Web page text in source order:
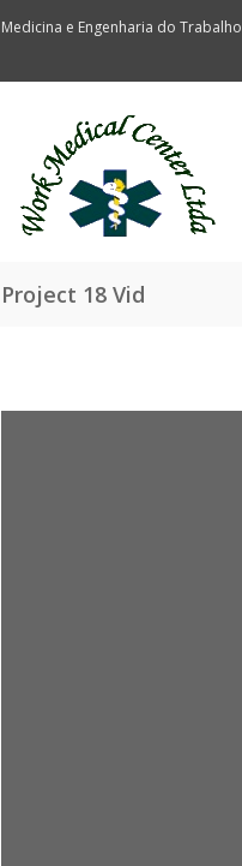
Medicina e Engenharia do Trabalho
Project 18 Vid